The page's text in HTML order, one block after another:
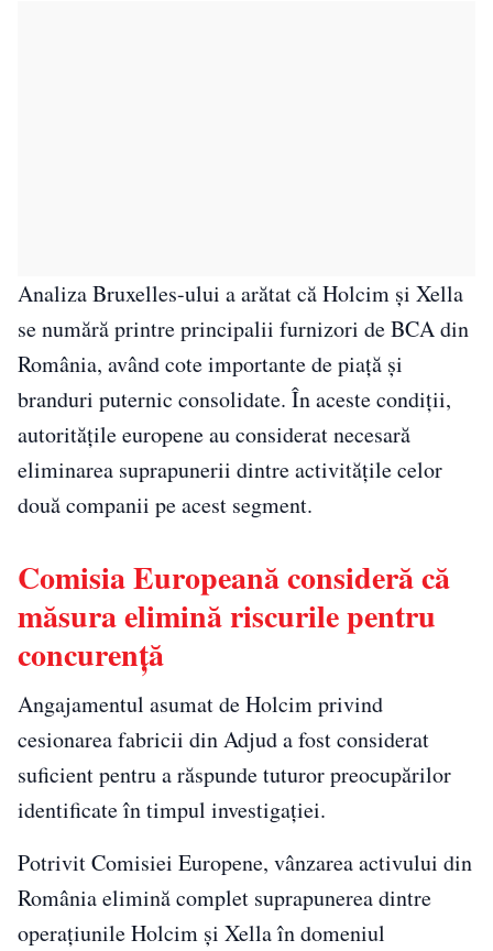
Analiza Bruxelles-ului a arătat că Holcim și Xella
se numără printre principalii furnizori de BCA din
România, având cote importante de piață și
branduri puternic consolidate. În aceste condiții,
autoritățile europene au considerat necesară
eliminarea suprapunerii dintre activitățile celor
două companii pe acest segment.
Comisia Europeană consideră că
măsura elimină riscurile pentru
concurență
Angajamentul asumat de Holcim privind
cesionarea fabricii din Adjud a fost considerat
suficient pentru a răspunde tuturor preocupărilor
identificate în timpul investigației.
Potrivit Comisiei Europene, vânzarea activului din
România elimină complet suprapunerea dintre
operațiunile Holcim și Xella în domeniul